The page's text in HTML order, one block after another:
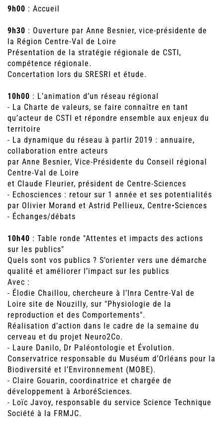
9h00 : Accueil
9h30 : Ouverture par Anne Besnier, vice-présidente de
la Région Centre-Val de Loire
Présentation de la stratégie régionale de CSTI,
compétence régionale.
Concertation lors du SRESRI et étude.
10h00 : L’animation d’un réseau régional
- La Charte de valeurs, se faire connaître en tant
qu’acteur de CSTI et répondre ensemble aux enjeux du
territoire
- La dynamique du réseau à partir 2019 : annuaire,
collaboration entre acteurs
par Anne Besnier, Vice-Présidente du Conseil régional
Centre-Val de Loire
et Claude Fleurier, président de Centre-Sciences
- Echosciences : retour sur 1 année et ses potentialités
par Olivier Morand et Astrid Pellieux, Centre•Sciences
- Échanges/débats
10h40 : Table ronde "Attentes et impacts des actions
sur les publics"
Quels sont vos publics ? S’orienter vers une démarche
qualité et améliorer l’impact sur les publics
Avec :
- Élodie Chaillou, chercheure à l’Inra Centre-Val de
Loire site de Nouzilly, sur "Physiologie de la
reproduction et des Comportements".
Réalisation d’action dans le cadre de la semaine du
cerveau et du projet Neuro2Co.
- Laure Danilo, Dr Paléontologie et Évolution.
Conservatrice responsable du Muséum d’Orléans pour la
Biodiversité et l’Environnement (MOBE).
- Claire Gouarin, coordinatrice et chargée de
développement à ArboréSciences.
- Loïc Javoy, responsable du service Science Technique
Société à la FRMJC.